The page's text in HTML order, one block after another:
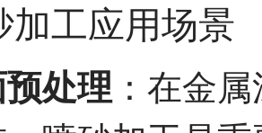
加工应用场景
处理 ：在金